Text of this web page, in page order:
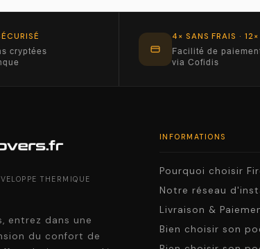
cryptées
4× SANS FRAIS ·
Facilité de
via Cofidis
THERMIQUE
entrez dans une
du confort de
INFORMATIONS
Pourquoi choisir
Notre réseau
Livraison &
Bien choisir son